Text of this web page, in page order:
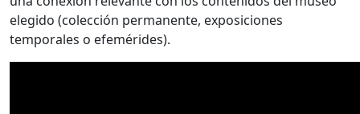
elegido (colección permanente, exposiciones
temporales o efemérides).